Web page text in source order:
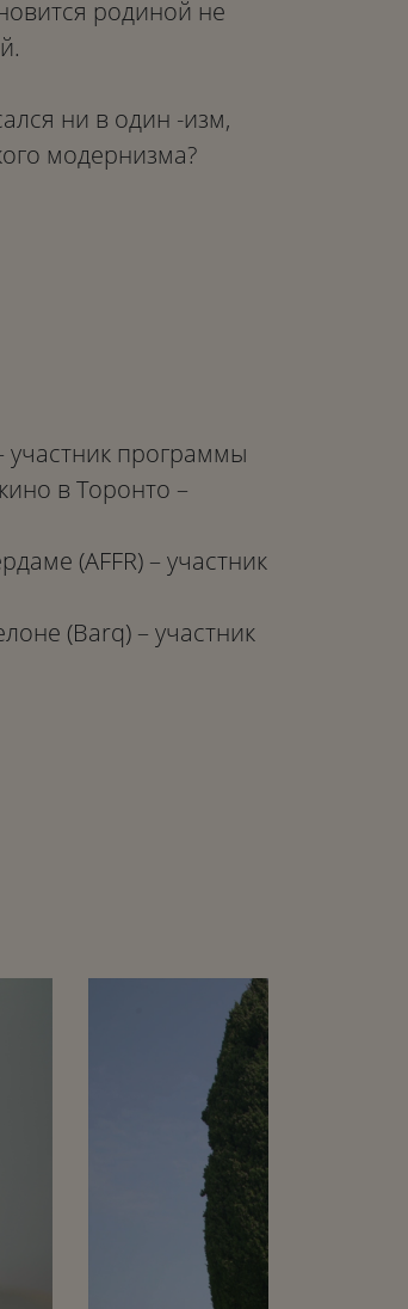
родиной не
ни в один -изм,
модернизма?
программы
в Торонто –
(AFFR) – участник
(Barq) – участник